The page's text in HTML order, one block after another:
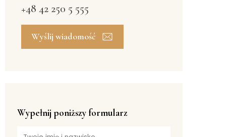
+48 42 250 5 555
Wyślij wiadomość
Wypełnij poniższy formularz